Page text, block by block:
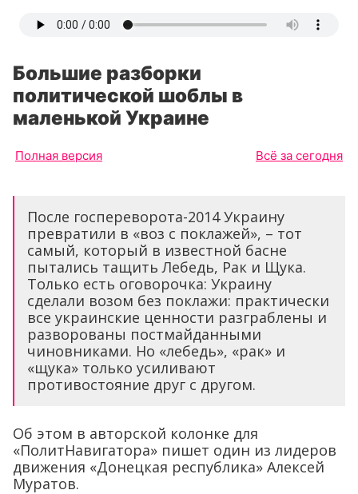
Большие разборки
политической шоблы в
маленькой Украине
Полная версия Всё за сегодня
После госпереворота-2014 Украину
превратили в «воз с поклажей», – тот
самый, который в известной басне
пытались тащить Лебедь, Рак и Щука.
Только есть оговорочка: Украину
сделали возом без поклажи: практически
все украинские ценности разграблены и
разворованы постмайданными
чиновниками. Но «лебедь», «рак» и
«щука» только усиливают
противостояние друг с другом.
Об этом в авторской колонке для
«ПолитНавигатора» пишет один из лидеров
движения «Донецкая республика» Алексей
Муратов.